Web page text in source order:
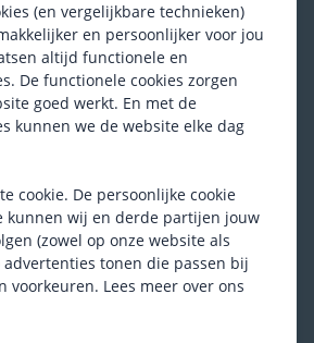
met het assortiment?
Ja Nee
blog
(en vergelijkbare technieken)
en persoonlijker voor jou
altijd functionele en
De functionele cookies zorgen
goed werkt. En met de
kunnen we de website elke dag
cookie. De persoonlijke cookie
kunnen wij en derde partijen jouw
(zowel op onze website als
tonen die passen bij
voorkeuren. Lees meer over ons